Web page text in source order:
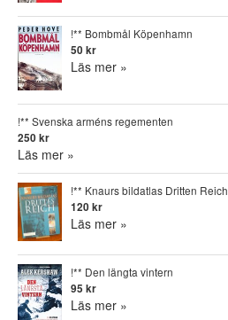
!** Bombmål Köpenhamn
50 kr
Läs mer »
!** Svenska arméns regementen
250 kr
Läs mer »
!** Knaurs bildatlas Dritten Reich
120 kr
Läs mer »
!** Den längta vintern
95 kr
Läs mer »